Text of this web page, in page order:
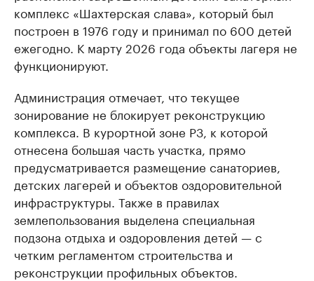
комплекс «Шахтерская слава», который был
построен в 1976 году и принимал по 600 детей
ежегодно. К марту 2026 года объекты лагеря не
функционируют.
Администрация отмечает, что текущее
зонирование не блокирует реконструкцию
комплекса. В курортной зоне Р3, к которой
отнесена большая часть участка, прямо
предусматривается размещение санаториев,
детских лагерей и объектов оздоровительной
инфраструктуры. Также в правилах
землепользования выделена специальная
подзона отдыха и оздоровления детей — с
четким регламентом строительства и
реконструкции профильных объектов.